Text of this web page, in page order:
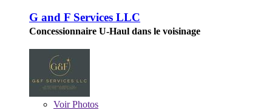
G and F Services LLC
Concessionnaire U-Haul dans le voisinage
VoirPhotos